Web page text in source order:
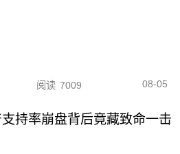
阅读 7009 08-05
持率崩盘背后竟藏致命一击